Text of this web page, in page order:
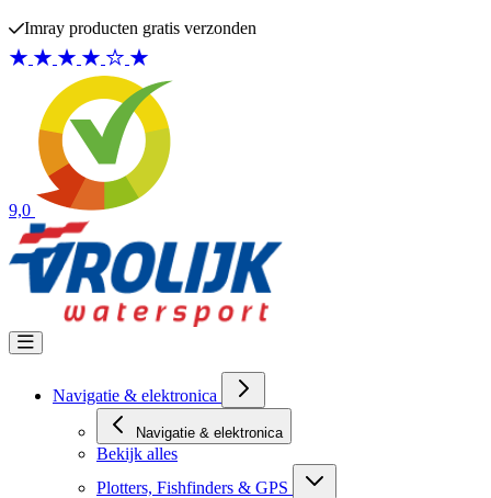
Imray producten gratis verzonden
9,0
Navigatie & elektronica
Navigatie & elektronica
Bekijk alles
Plotters, Fishfinders & GPS